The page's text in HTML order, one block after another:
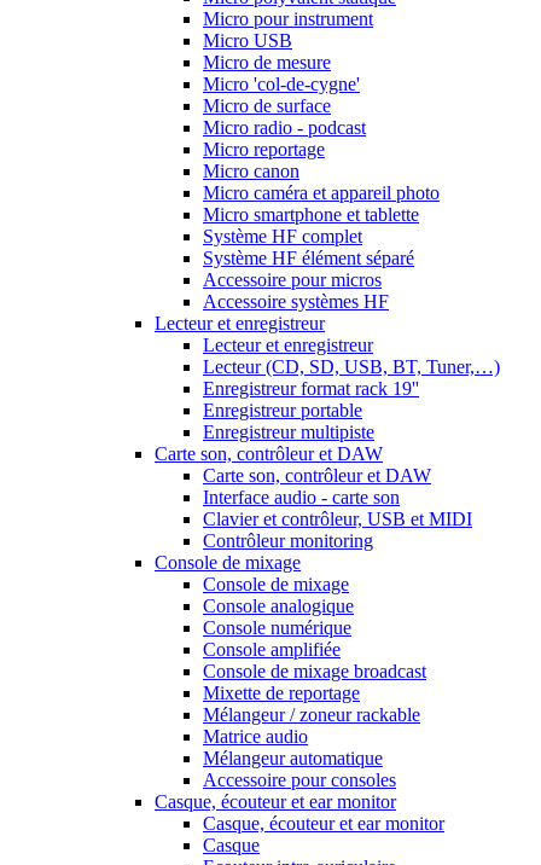
Micro pour instrument
Micro USB
Micro de mesure
Micro 'col-de-cygne'
Micro de surface
Micro radio - podcast
Micro reportage
Micro canon
Micro caméra et appareil photo
Micro smartphone et tablette
Système HF complet
Système HF élément séparé
Accessoire pour micros
Accessoire systèmes HF
Lecteur et enregistreur
Lecteur et enregistreur
Lecteur (CD, SD, USB, BT, Tuner,…)
Enregistreur format rack 19''
Enregistreur portable
Enregistreur multipiste
Carte son, contrôleur et DAW
Carte son, contrôleur et DAW
Interface audio - carte son
Clavier et contrôleur, USB et MIDI
Contrôleur monitoring
Console de mixage
Console de mixage
Console analogique
Console numérique
Console amplifiée
Console de mixage broadcast
Mixette de reportage
Mélangeur / zoneur rackable
Matrice audio
Mélangeur automatique
Accessoire pour consoles
Casque, écouteur et ear monitor
Casque, écouteur et ear monitor
Casque